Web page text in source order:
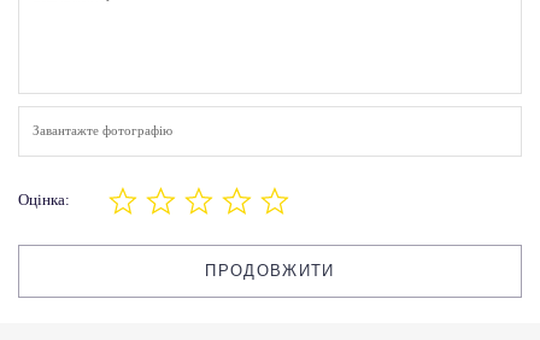
Завантажте фотографію
Оцінка:
ПРОДОВЖИТИ